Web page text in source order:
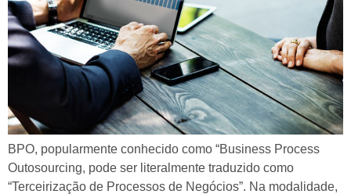
BPO, popularmente conhecido como “Business Process
Outosourcing, pode ser literalmente traduzido como
“Terceirização de Processos de Negócios”. Na modalidade,